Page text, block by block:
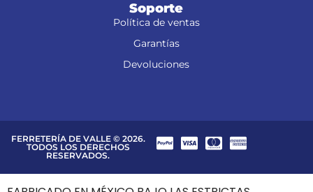
Soporte
Política de ventas
Garantías
Devoluciones
FERRETERÍA DE VALLE © 2026.
TODOS LOS DERECHOS
RESERVADOS.